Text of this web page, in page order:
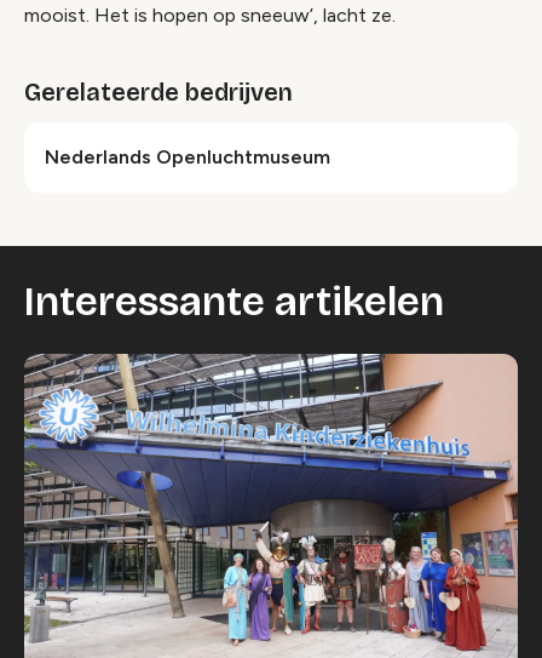
mooist. Het is hopen op sneeuw’, lacht ze.
Gerelateerde bedrijven
Nederlands Openluchtmuseum
Interessante artikelen